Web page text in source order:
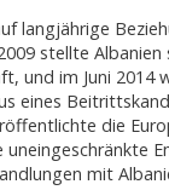
langjährige
stellte
und im Juni 2014
eines
die
uneingeschränkte
mit